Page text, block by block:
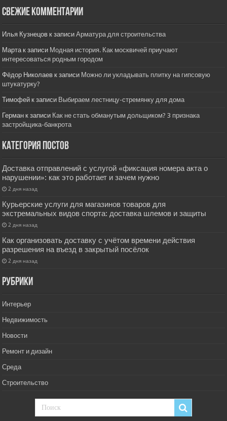
Свежие комментарии
Илья Кузнецов к записиАрматура для строительства
Мартак записи Модная история. Как москвичей приучают
интересоваться родным городом
Фёдор Николаев к записи Можно ли укладывать плитку на гипсовую
штукатурку?
Тимофей к записи Выбираем лестницу-стремянку для дома
Герман к записи Как не стать обманутым дольщиком? 3 признака
застройщика-банкрота
Категория постов
Доставка отправлений с услугой «фиксация номера акта о
нарушении»: как это работает и зачем нужно
2 дня назад
Курьерские услуги для магазинов товаров для
экстремальных видов спорта: доставка шлемов и защиты
2 дня назад
Как организовать доставку с учётом времени действия
разрешения на въезд в закрытый посёлок
2 дня назад
РУбрики
Интерьер
Недвижимость
Новости
Ремонт и дизайн
Среда
Строительство